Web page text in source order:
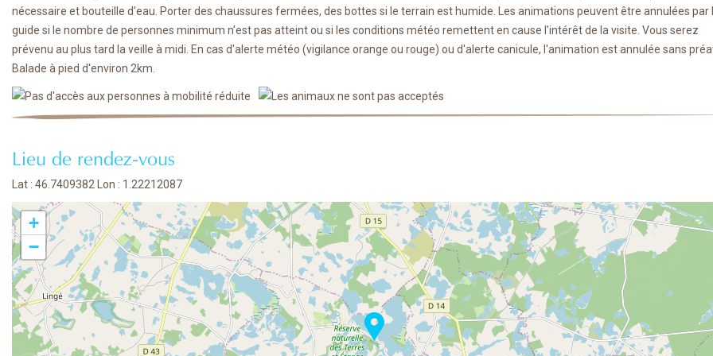
nécessaire et bouteille d'eau. Porter des chaussures fermées, des bottes si le terrain est humide. Les animations peuvent être annulées par
guide si le nombre de personnes minimum n'est pas atteint ou si les conditions météo remettent en cause l'intérêt de la visite. Vous serez
prévenu au plus tard la veille à midi. En cas d'alerte météo (vigilance orange ou rouge) ou d'alerte canicule, l'animation est annulée sans
Balade à pied d'environ 2km.
Lieu de rendez-vous
Lat : 46.7409382 Lon : 1.22212087
+
−